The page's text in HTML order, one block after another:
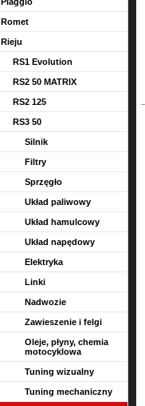
Romet
Rieju
RS1 Evolution
RS2 50 MATRIX
RS2 125
RS3 50
Silnik
Filtry
Sprzęgło
Układ paliwowy
Układ hamulcowy
Układ napędowy
Elektryka
Linki
Nadwozie
Zawieszenie i felgi
Oleje, płyny, chemia
motocyklowa
Tuning wizualny
Tuning mechaniczny